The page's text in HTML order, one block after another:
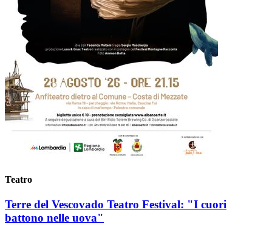
Teatro
Terre del Vescovado Teatro Festival: "I cuori
battono nelle uova"